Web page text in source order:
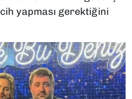
yapması gerektiğini